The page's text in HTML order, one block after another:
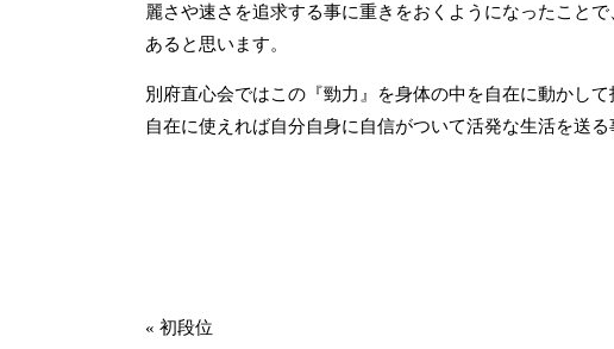
麗さや速さを追求する事に重きをおくようになったこと
あると思います。
別府直心会ではこの『勁力』を身体の中を自在に動かし
自在に使えれば自分自身に自信がついて活発な生活を送る
« 初段位